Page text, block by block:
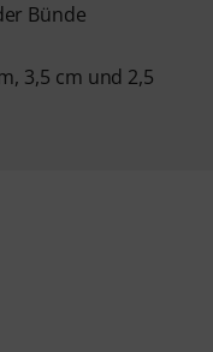
Bünde
3,5 cm und 2,5